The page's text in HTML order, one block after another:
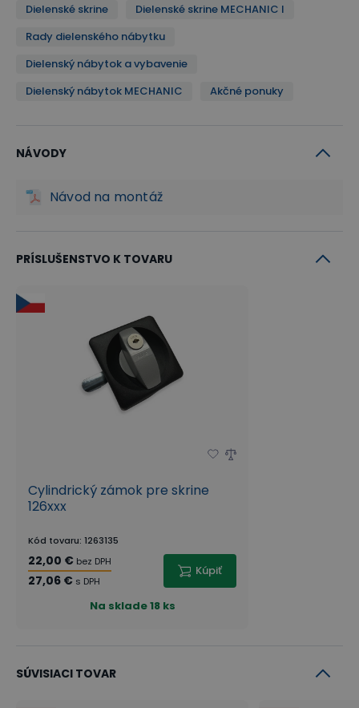
Dielenské skrine
Dielenské skrine MECHANIC I
Rady dielenského nábytku
Dielenský nábytok a vybavenie
Dielenský nábytok MECHANIC
Akčné ponuky
NÁVODY
Návod na montáž
PRÍSLUŠENSTVO K TOVARU
Cylindrický zámok pre skrine
126xxx
Kód tovaru: 1263135
22,00 € bez DPH
27,06 € s DPH
Kúpiť
Na sklade18 ks
SÚVISIACI TOVAR